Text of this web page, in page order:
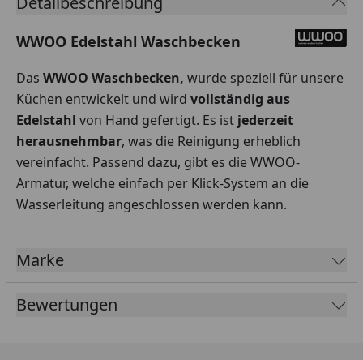
WWOO Edelstahl Waschbecken
Das WWOO Waschbecken, wurde speziell für unsere
Küchen entwickelt und wird vollständig aus
Edelstahl von Hand gefertigt. Es ist jederzeit
herausnehmbar, was die Reinigung erheblich
vereinfacht. Passend dazu, gibt es die WWOO-
Armatur, welche einfach per Klick-System an die
Wasserleitung angeschlossen werden kann.
Marke
Bewertungen